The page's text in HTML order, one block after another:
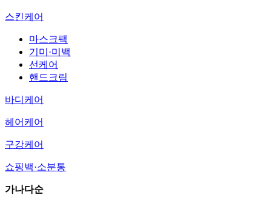
스킨케어
마스크팩
기미·미백
선케어
핸드크림
바디케어
헤어케어
구강케어
쇼핑백·소분통
가나다순